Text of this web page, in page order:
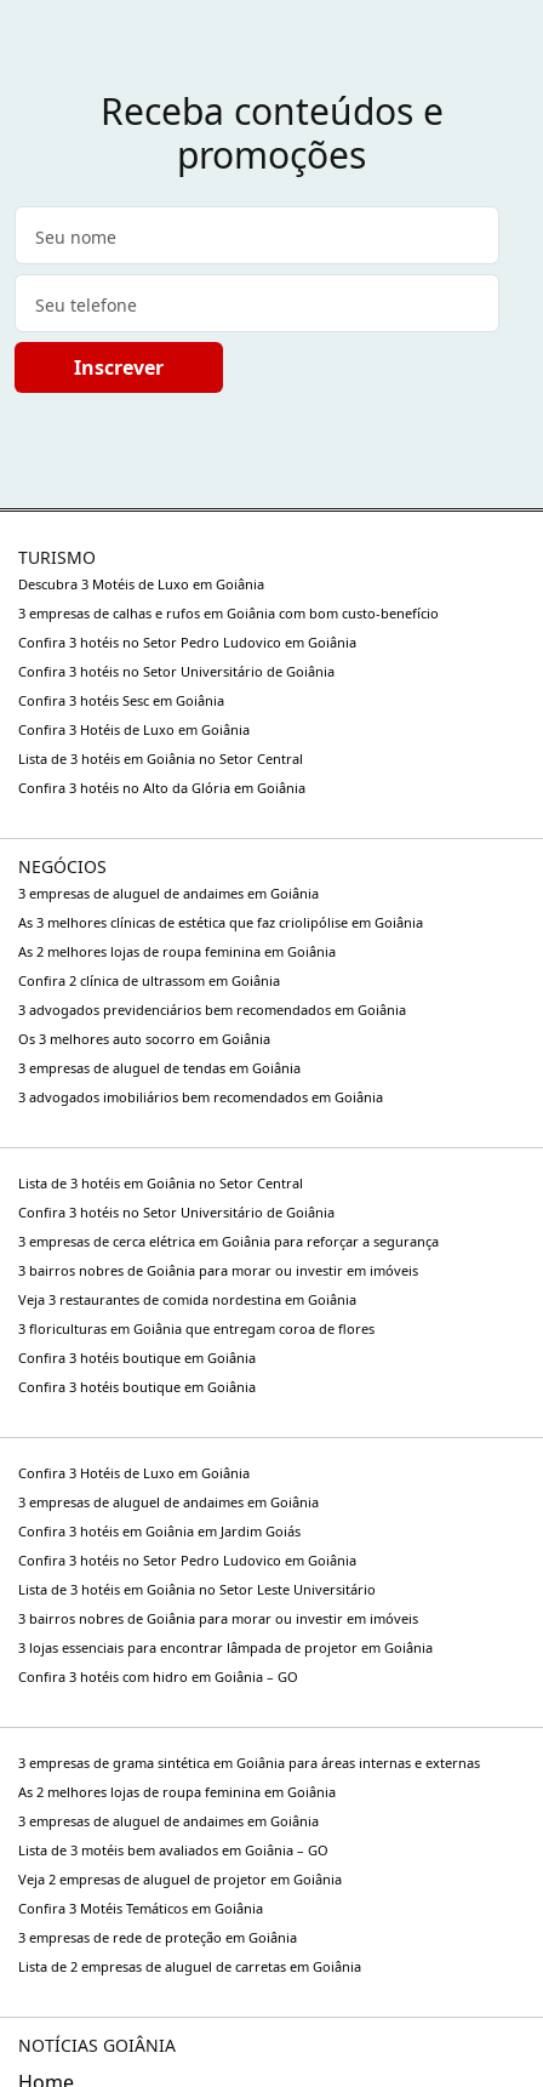
Receba conteúdos e
promoções
Inscrever
TURISMO
Descubra 3 Motéis de Luxo em Goiânia
3 empresas de calhas e rufos em Goiânia com bom custo-benefício
Confira 3 hotéis no Setor Pedro Ludovico em Goiânia
Confira 3 hotéis no Setor Universitário de Goiânia
Confira 3 hotéis Sesc em Goiânia
Confira 3 Hotéis de Luxo em Goiânia
Lista de 3 hotéis em Goiânia no Setor Central
Confira 3 hotéis no Alto da Glória em Goiânia
NEGÓCIOS
3 empresas de aluguel de andaimes em Goiânia
As 3 melhores clínicas de estética que faz criolipólise em Goiânia
As 2 melhores lojas de roupa feminina em Goiânia
Confira 2 clínica de ultrassom em Goiânia
3 advogados previdenciários bem recomendados em Goiânia
Os 3 melhores auto socorro em Goiânia
3 empresas de aluguel de tendas em Goiânia
3 advogados imobiliários bem recomendados em Goiânia
Lista de 3 hotéis em Goiânia no Setor Central
Confira 3 hotéis no Setor Universitário de Goiânia
3 empresas de cerca elétrica em Goiânia para reforçar a segurança
3 bairros nobres de Goiânia para morar ou investir em imóveis
Veja 3 restaurantes de comida nordestina em Goiânia
3 floriculturas em Goiânia que entregam coroa de flores
Confira 3 hotéis boutique em Goiânia
Confira 3 hotéis boutique em Goiânia
Confira 3 Hotéis de Luxo em Goiânia
3 empresas de aluguel de andaimes em Goiânia
Confira 3 hotéis em Goiânia em Jardim Goiás
Confira 3 hotéis no Setor Pedro Ludovico em Goiânia
Lista de 3 hotéis em Goiânia no Setor Leste Universitário
3 bairros nobres de Goiânia para morar ou investir em imóveis
3 lojas essenciais para encontrar lâmpada de projetor em Goiânia
Confira 3 hotéis com hidro em Goiânia – GO
3 empresas de grama sintética em Goiânia para áreas internas e externas
As 2 melhores lojas de roupa feminina em Goiânia
3 empresas de aluguel de andaimes em Goiânia
Lista de 3 motéis bem avaliados em Goiânia – GO
Veja 2 empresas de aluguel de projetor em Goiânia
Confira 3 Motéis Temáticos em Goiânia
3 empresas de rede de proteção em Goiânia
Lista de 2 empresas de aluguel de carretas em Goiânia
NOTÍCIAS GOIÂNIA